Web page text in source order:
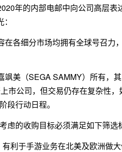
年的内部电邮中向公司高层表
各细分市场均拥有全球号召力
美（SEGA SAMMY）所有，
市公司，但交易仍存在复杂性
段行动日程。
的收购目标必须满足如下筛选
利于手游业务在北美及欧洲做